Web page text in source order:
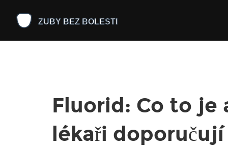
Fluorid: Co to je
lékaři doporučují